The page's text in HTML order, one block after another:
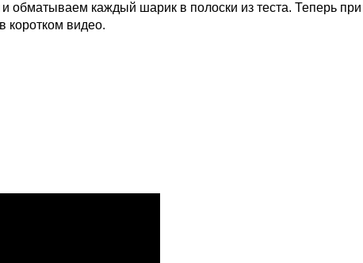
каждый шарик в полоски из теста. Теперь
коротком видео.